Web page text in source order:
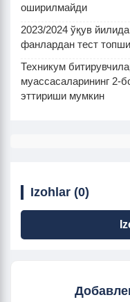
оширилмайди
2023/2024 ўқув
фанлардан тест
Техникум
муассасаларининг 2-
эттириши мумкин
Izohlar (0)